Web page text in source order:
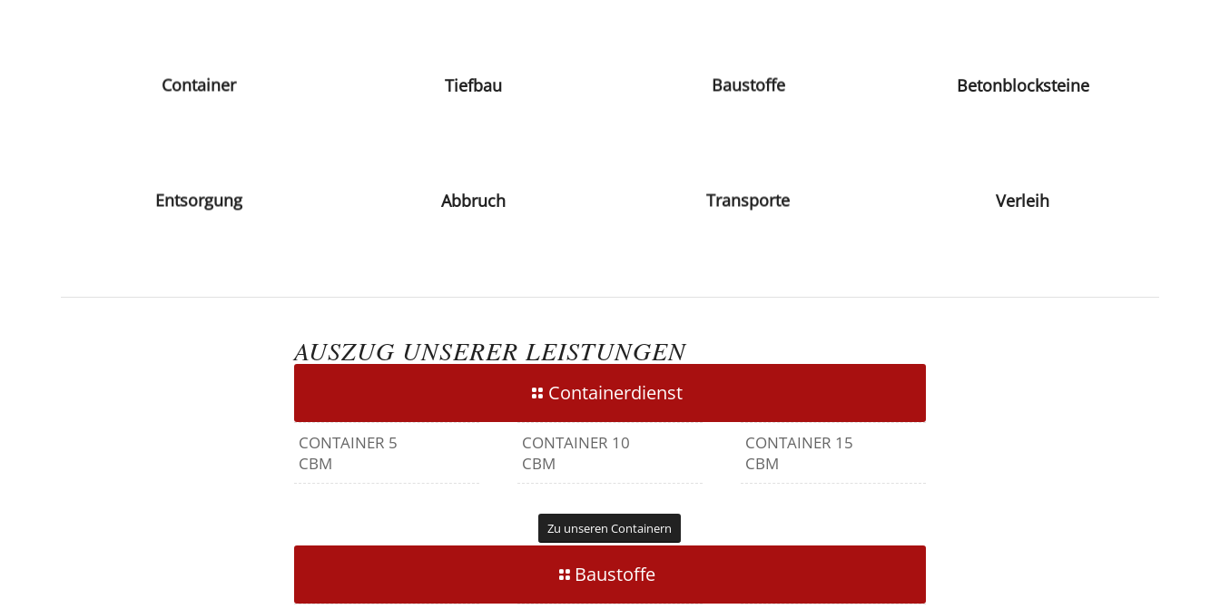
Container Tiefbau Baustoffe Betonblocksteine
Entsorgung Abbruch Transporte Verleih
AUSZUG UNSERER LEISTUNGEN
Containerdienst
CONTAINER 5
CBM
CONTAINER 10
CBM
CONTAINER 15
CBM
Zu unseren Containern
Baustoffe